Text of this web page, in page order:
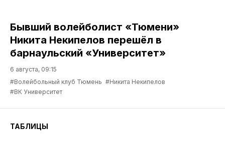
Бывший волейболист «Тюмени»
Никита Некипелов перешёл в
барнаульский «Университет»
6 августа, 09:15
#Волейбольный клуб Тюмень #Никита Некипелов
#ВК Университет
ТАБЛИЦЫ